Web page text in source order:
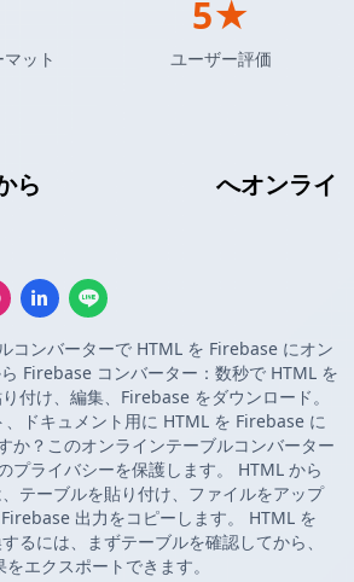
ら
へオンライ
コンバーターで HTML を Firebase にオン
Firebase コンバーター：数秒で HTML を
け、編集、Firebase をダウンロード。
ドキュメント用に HTML を Firebase に
か？このオンラインテーブルコンバーター
プライバシーを保護します。 HTML から
テーブルを貼り付け、ファイルをアップ
出力をコピーします。 HTML を
るには、まずテーブルを確認してから、
エクスポートできます。
ット
5★
ユーザー評価